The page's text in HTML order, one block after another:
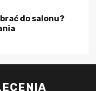
do salonu?